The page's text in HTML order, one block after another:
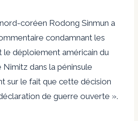
coréen Rodong Sinmun a
condamnant les
le déploiement américain du
dans la péninsule
sur le fait que cette décision
de guerre ouverte ».